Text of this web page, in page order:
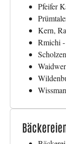
Pfeifer
Kern,
Rmichi -